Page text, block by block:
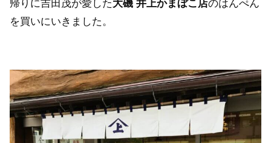
帰りに吉田茂が愛した大磯 井上かまぼこ店のはんぺん
を買いにいきました。